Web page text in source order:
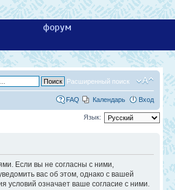
форум
Расширенный поиск
FAQ Календарь Вход
Язык:
Если вы не согласны с ними,
вас об этом, однако с вашей
условий означает ваше согласие с ними.